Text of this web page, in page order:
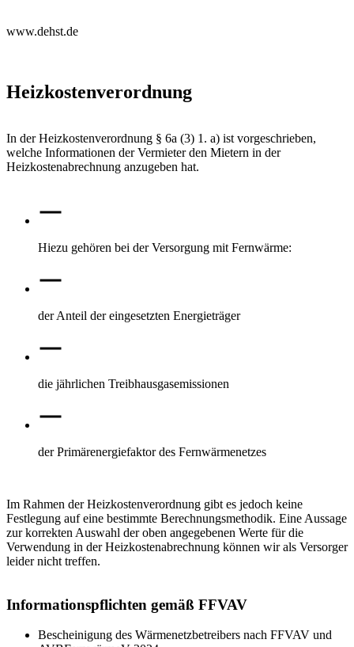
www.dehst.de
Heizkostenverordnung
In der Heizkostenverordnung § 6a (3) 1. a) ist vorgeschrieben,
welche Informationen der Vermieter den Mietern in der
Heizkostenabrechnung anzugeben hat.
Hiezu gehören bei der Versorgung mit Fernwärme:
der Anteil der eingesetzten Energieträger
die jährlichen Treibhausgasemissionen
der Primärenergiefaktor des Fernwärmenetzes
Im Rahmen der Heizkostenverordnung gibt es jedoch keine
Festlegung auf eine bestimmte Berechnungsmethodik. Eine Aussage
zur korrekten Auswahl der oben angegebenen Werte für die
Verwendung in der Heizkostenabrechnung können wir als Versorger
leider nicht treffen.
Informationspflichten gemäß FFVAV
Bescheinigung des Wärmenetzbetreibers nach FFVAV und